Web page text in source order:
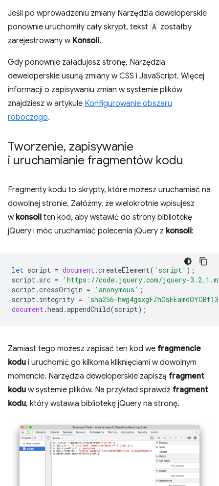
Jeśli po wprowadzeniu zmiany Narzędzia deweloperskie
ponownie uruchomiły cały skrypt, tekst A zostałby
zarejestrowany w Konsoli.
Gdy ponownie załadujesz stronę, Narzędzia
deweloperskie usuną zmiany w CSS i JavaScript. Więcej
informacji o zapisywaniu zmian w systemie plików
znajdziesz w artykule Konfigurowanie obszaru
roboczego.
Tworzenie, zapisywanie
i uruchamianie fragmentów kodu
Fragmenty kodu to skrypty, które możesz uruchamiać na
dowolnej stronie. Załóżmy, że wielokrotnie wpisujesz
w konsoli ten kod, aby wstawić do strony bibliotekę
jQuery i móc uruchamiać polecenia jQuery z konsoli:
let script = document.createElement( 'script' );
script. src =
'https://code.jquery.com/jquery-
script.crossOrigin = 'anonymous' ;
script. integrity =
'sha256-
document.head .appendChild(script);
Zamiast tego możesz zapisać ten kod we fragmencie
kodu i uruchomić go kilkoma kliknięciami w dowolnym
momencie. Narzędzia deweloperskie zapiszą fragment
kodu w systemie plików. Na przykład sprawdź fragment
kodu, który wstawia bibliotekę jQuery na stronę.